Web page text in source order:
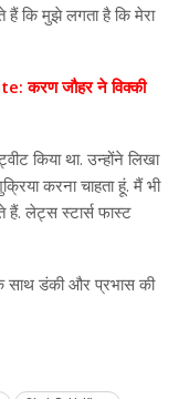
हैं कि मुझे लगता है कि मेरा
करण जौहर ने विक्की
किया था. उन्होंने लिखा
करना चाहता हूं. मैं भी
लेट्स स्टार्स फास्ट
साथ डंकी और प्रभास की